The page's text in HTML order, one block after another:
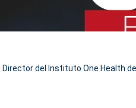
Director del Instituto One Health